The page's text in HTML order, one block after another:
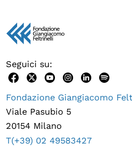
Attività per bambine e
Programmi per le scuole
Under25
Classici del Pensiero
Master e Executive
Seguici su:
Fondazione Giangiacomo
Viale Pasubio 5
20154 Milano
T(+39) 02 49583427